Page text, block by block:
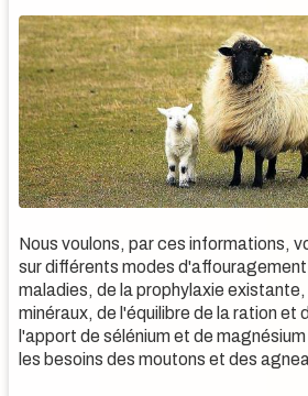
Nous voulons, par ces informations,
sur différents modes
maladies, de la prophylaxie
minéraux, de l'équilibre de la ration et
l'apport de sélénium et de
les besoins des moutons et des